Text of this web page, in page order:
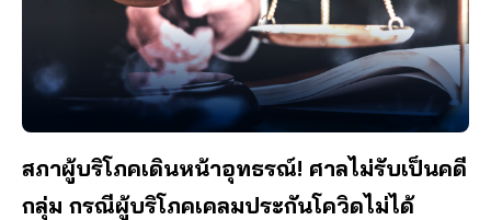
สภาผู้บริโภคเดินหน้าอุทธรณ์! ศาลไม่รับเป็นคดี
กลุ่ม กรณีผู้บริโภคเคลมประกันโควิดไม่ได้